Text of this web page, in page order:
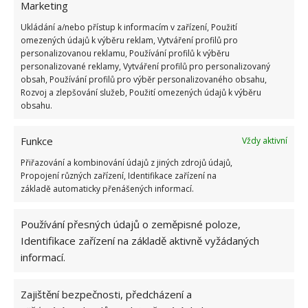
Marketing
Ukládání a/nebo přístup k informacím v zařízení, Použití
omezených údajů k výběru reklam, Vytváření profilů pro
personalizovanou reklamu, Používání profilů k výběru
personalizované reklamy, Vytváření profilů pro personalizovaný
obsah, Používání profilů pro výběr personalizovaného obsahu,
Rozvoj a zlepšování služeb, Použití omezených údajů k výběru
obsahu.
Funkce
Vždy aktivní
Přiřazování a kombinování údajů z jiných zdrojů údajů,
Propojení různých zařízení, Identifikace zařízení na
základě automaticky přenášených informací.
Používání přesných údajů o zeměpisné poloze,
Identifikace zařízení na základě aktivně vyžádaných
informací.
Zajištění bezpečnosti, předcházení a
tak má šanci déle působit.
LIKVIDACE PLEVEL TRÁVNÍK